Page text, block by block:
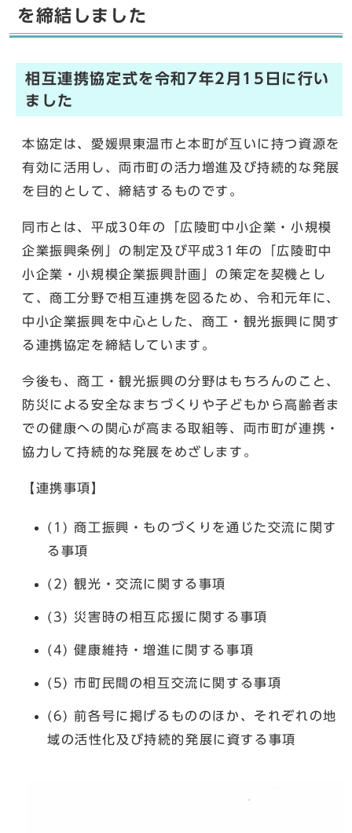
を締結しました
相互連携協定式を令和7年2月15日に行い
ました
本協定は、愛媛県東温市と本町が互いに持つ資源を
有効に活用し、両市町の活力増進及び持続的な発展
を目的として、締結するものです。
同市とは、平成30年の「広陵町中小企業・小規模
企業振興条例」の制定及び平成31年の「広陵町中
小企業・小規模企業振興計画」の策定を契機とし
て、商工分野で相互連携を図るため、令和元年に、
中小企業振興を中心とした、商工・観光振興に関す
る連携協定を締結しています。
今後も、商工・観光振興の分野はもちろんのこと、
防災による安全なまちづくりや子どもから高齢者ま
での健康への関心が高まる取組等、両市町が連携・
協力して持続的な発展をめざします。
【連携事項】
(1) 商工振興・ものづくりを通じた交流に関す
る事項
(2) 観光・交流に関する事項
(3) 災害時の相互応援に関する事項
(4) 健康維持・増進に関する事項
(5) 市町民間の相互交流に関する事項
(6) 前各号に掲げるもののほか、それぞれの地
域の活性化及び持続的発展に資する事項